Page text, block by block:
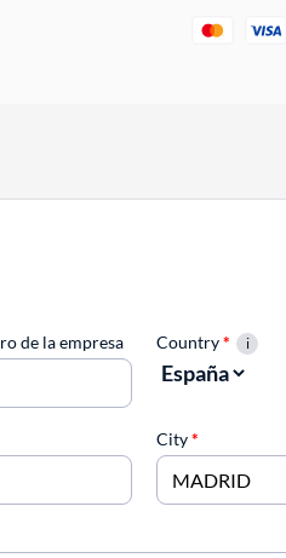
de la empresa Country*
City*